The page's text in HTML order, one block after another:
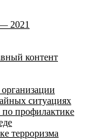
2021
контент
ситуациях
профилактике
терроризма